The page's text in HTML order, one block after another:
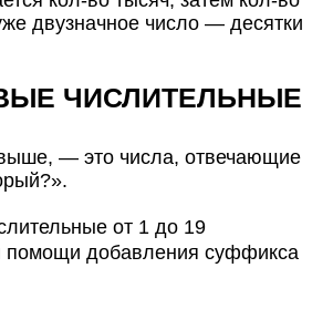
двузначное число — десятки
ЧИСЛИТЕЛЬНЫЕ
— это числа, отвечающие
от 1 до 19
помощи добавления суффикса